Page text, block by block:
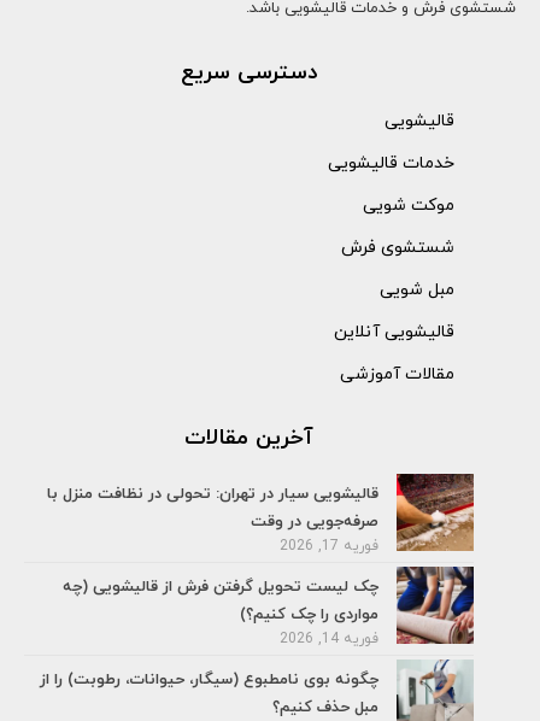
شستشوی فرش و خدمات قالیشویی باشد.
دسترسی سریع
قالیشویی
خدمات قالیشویی
موکت شویی
شستشوی فرش
مبل شویی
قالیشویی آنلاین
مقالات آموزشی
آخرین مقالات
قالیشویی سیار در تهران: تحولی در نظافت منزل با
صرفه‌جویی در وقت
فوریه 17, 2026
چک لیست تحویل گرفتن فرش از قالیشویی (چه
مواردی را چک کنیم؟)
فوریه 14, 2026
چگونه بوی نامطبوع (سیگار، حیوانات، رطوبت) را از
مبل حذف کنیم؟